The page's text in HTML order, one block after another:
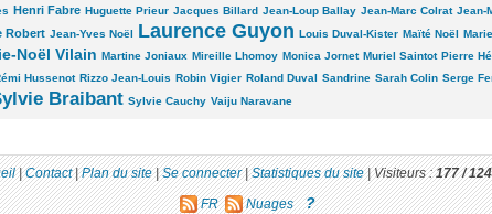
Henri Fabre Huguette Prieur Jacques Billard Jean-Loup Ballay Jean-Marc Colrat Jean-
Robert Jean-Yves Noël Laurence Guyon Louis Duval-Kister Maïté Noël
Noël Vilain Martine Joniaux Mireille Lhomoy Monica Jornet Muriel Saintot Pierre
Hussenot Rizzo Jean-Louis Robin Vigier Roland Duval Sandrine Sarah Colin Serge
Braibant Sylvie Cauchy Vaiju Naravane
|Contact|Plan du site|Se connecter|Statistiques du site|Visiteurs :177 /
FR Nuages ?